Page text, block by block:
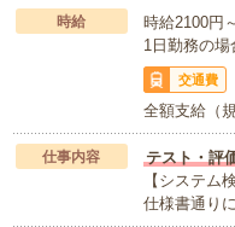
時給
時給2100円
1日勤務の場
交通費
全額支給（
仕事内容
テスト・評
【システム
仕様書通り